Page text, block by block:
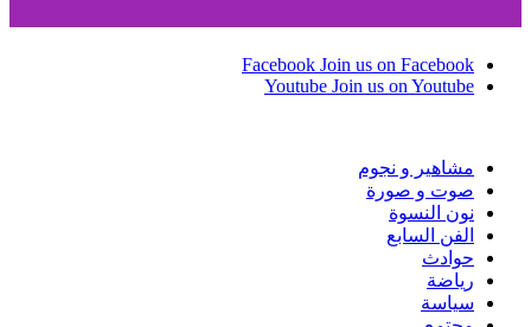
Facebook Join us on Facebook
Youtube Join us on Youtube
مشاهير و نجوم
صوت و صورة
نون النسوة
الفن السابع
حوادث
رياضة
سياسة